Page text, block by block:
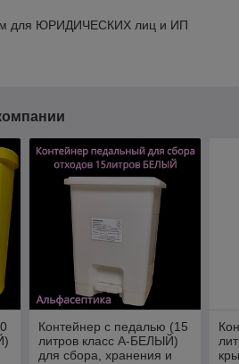
для ЮРИДИЧЕСКИХ лиц и ИП
Контейнер с педалью (15
литров класс А-БЕЛЫЙ)
для сбора, хранения и